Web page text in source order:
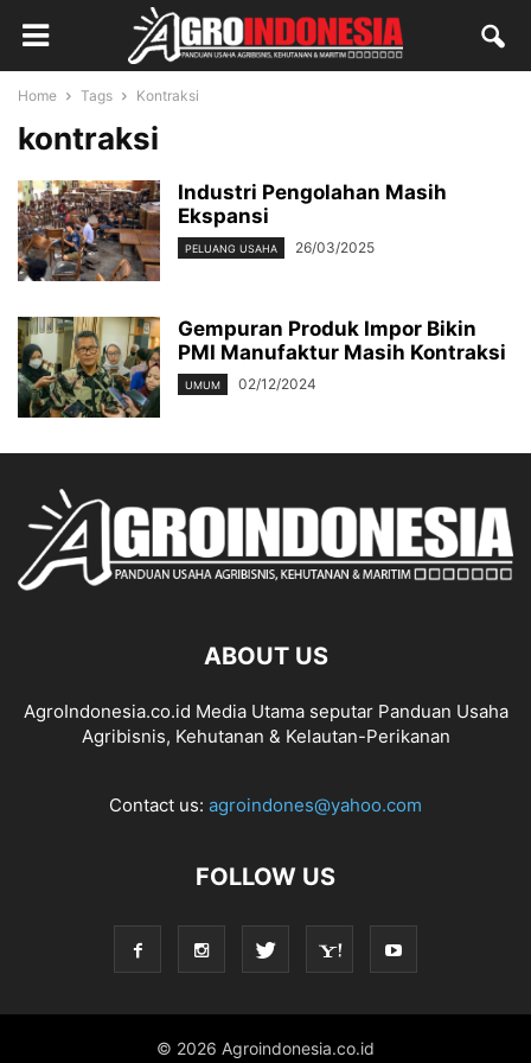
Home Tags Kontraksi
kontraksi
Industri Pengolahan Masih
Ekspansi
PELUANG USAHA 26/03/2025
Gempuran Produk Impor Bikin
PMI Manufaktur Masih Kontraksi
UMUM 02/12/2024
ABOUT US
AgroIndonesia.co.id Media Utama seputar Panduan Usaha
Agribisnis, Kehutanan & Kelautan-Perikanan
Contact us: agroindones@yahoo.com
FOLLOW US
© 2026 Agroindonesia.co.id